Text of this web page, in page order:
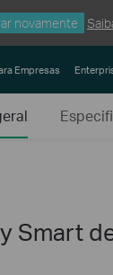
novamente
Empresas
Smart